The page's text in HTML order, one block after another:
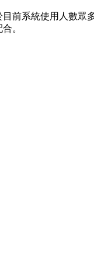
前系統使用人數眾
。